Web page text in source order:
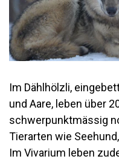
Im Dählhölzli,
und Aare, leben über
schwerpunktmässig
Tierarten wie
Im Vivarium leben